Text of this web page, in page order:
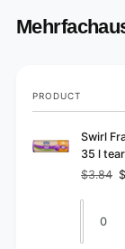
Your
cart
PRODUCT
Swirl
35 l
Regular
price
$3.84
Sale
price
Quantity